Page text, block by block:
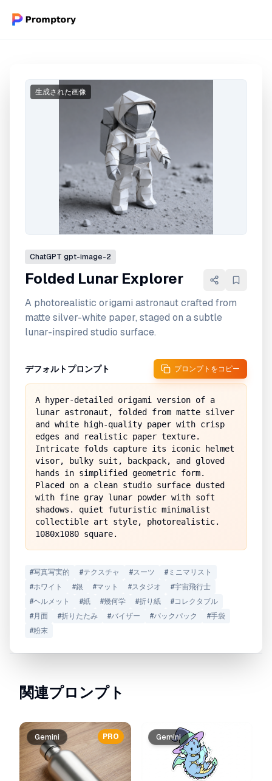
生成された画像
ChatGPT gpt-image-2
Folded Lunar Explorer
A photorealistic origami astronaut crafted from
matte silver-white paper, staged on a subtle
lunar-inspired studio surface.
デフォルトプロンプト プロンプトをコピー
A hyper-detailed origami version of a
lunar astronaut, folded from matte silver
and white high-quality paper with crisp
edges and realistic paper texture.
Intricate folds capture its iconic helmet
visor, bulky suit, backpack, and gloved
hands in simplified geometric form.
Placed on a clean studio surface dusted
with fine gray lunar powder with soft
shadows. quiet futuristic minimalist
collectible art style, photorealistic.
1080x1080 square.
#写真写実的 #テクスチャ #スーツ #ミニマリスト
#ホワイト #銀 #マット #スタジオ #宇宙飛行士
#ヘルメット #紙 #幾何学 #折り紙 #コレクタブル
#月面 #折りたたみ #バイザー #バックパック #手袋
#粉末
関連プロンプト
PRO
Gemini Gemini